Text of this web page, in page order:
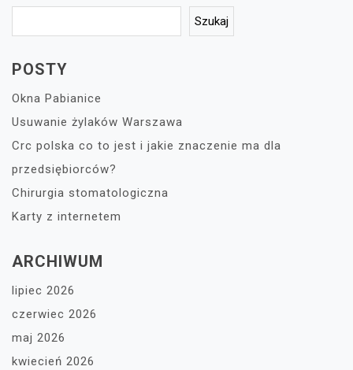
Szukaj
POSTY
Okna Pabianice
Usuwanie żylaków Warszawa
Crc polska co to jest i jakie znaczenie ma dla
przedsiębiorców?
Chirurgia stomatologiczna
Karty z internetem
ARCHIWUM
lipiec 2026
czerwiec 2026
maj 2026
kwiecień 2026